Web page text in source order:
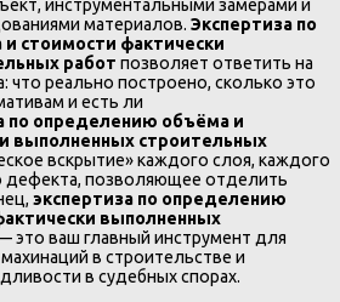
инструментальными замерами и
материалов. Экспертиза по
стоимости фактически
работ позволяет ответить на
что реально построено, сколько это
и есть ли
по определению объёма и
выполненных строительных
вскрытие» каждого слоя, каждого
дефекта, позволяющее отделить
экспертиза по определению
выполненных
это ваш главный инструмент для
в строительстве и
в судебных спорах.